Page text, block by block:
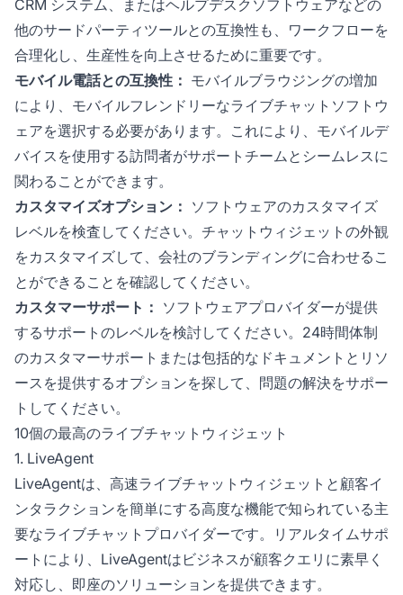
CRM システム、またはヘルプデスクソフトウェアなどの
他のサードパーティツールとの互換性も、ワークフローを
合理化し、生産性を向上させるために重要です。
モバイル電話との互換性： モバイルブラウジングの増加
により、モバイルフレンドリーなライブチャットソフトウ
ェアを選択する必要があります。これにより、モバイルデ
バイスを使用する訪問者がサポートチームとシームレスに
関わることができます。
カスタマイズオプション： ソフトウェアのカスタマイズ
レベルを検査してください。チャットウィジェットの外観
をカスタマイズして、会社のブランディングに合わせるこ
とができることを確認してください。
カスタマーサポート： ソフトウェアプロバイダーが提供
するサポートのレベルを検討してください。24時間体制
のカスタマーサポートまたは包括的なドキュメントとリソ
ースを提供するオプションを探して、問題の解決をサポー
トしてください。
10個の最高のライブチャットウィジェット
1. LiveAgent
LiveAgentは、高速ライブチャットウィジェットと顧客イ
ンタラクションを簡単にする高度な機能で知られている主
要なライブチャットプロバイダーです。リアルタイムサポ
ートにより、LiveAgentはビジネスが顧客クエリに素早く
対応し、即座のソリューションを提供できます。